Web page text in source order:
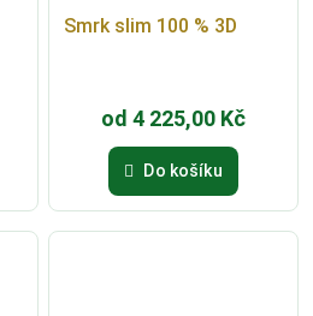
Smrk slim 100 % 3D
od 4 225,00 Kč
Do košíku